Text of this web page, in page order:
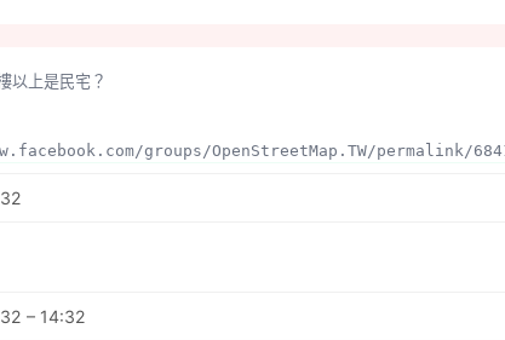
位漂移問題
groups/OpenStreetMap.TW/permalink/
卡地圖
groups/OpenStreetMap.TW/permalink/
以上是民宅？
groups/OpenStreetMap.TW/permalink/
groups/OpenStreetMap.TW/permalink/
法通行
– 14:32